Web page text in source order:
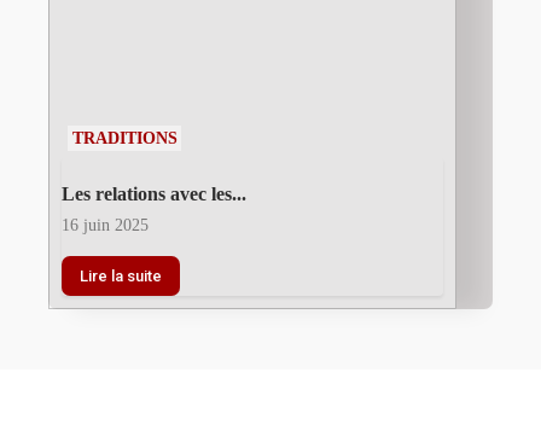
TRADITIONS
Les relations avec les...
16 juin 2025
Lire la suite